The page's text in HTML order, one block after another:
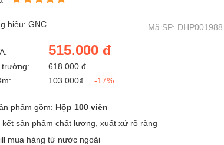
hiệu: GNC Mã SP: DHP001988
515.000 đ
trường:
618.000 đ
103.000₫ -17%
phẩm gồm: Hộp 100 viên
kết sản phẩm chất lượng, xuất xứ rõ ràng
mua hàng từ nước ngoài